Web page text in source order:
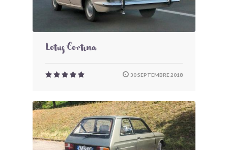
Lotus Cortina
30 SEPTEMBRE 2018